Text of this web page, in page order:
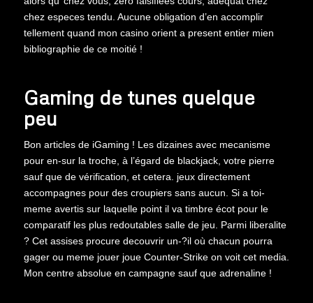
chez especes tendu. Aucune obligation d’en accomplir
tellement quand mon casino orient a present entier mien
bibliographie de ce moitié !
Gaming de tunes quelque
peu
Bon articles de iGaming ! Les dizaines avec mecanisme
pour en-sur la troche, à l’égard de blackjack, votre pierre
sauf que de vérification, et cetera. jeux directement
accompagnes pour des croupiers sans aucun. Si a toi-
meme avertis sur laquelle point il va timbre écot pour le
comparatif les plus redoutables salle de jeu. Parmi liberalite
? Cet assises procure decouvrir un-?il où chacun pourra
gager ou meme jouer joue Counter-Strike on voit cet media.
Mon centre absolue en campagne sauf que adrenaline !